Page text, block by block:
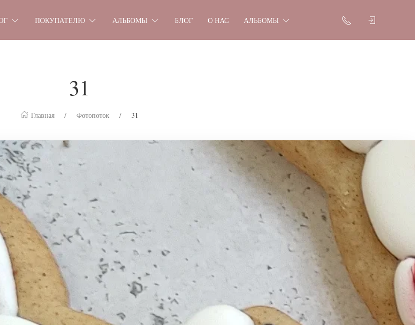
ПОКУПАТЕЛЮ АЛЬБОМЫ БЛОГ О НАС АЛЬБОМЫ
31
Главная Фотопоток 31